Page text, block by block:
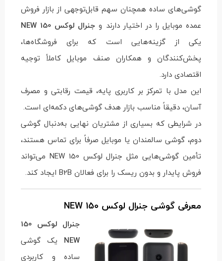
گوشی‌های ساده همچنان سهم قابل‌توجهی از بازار فروش
عمده موبایل را در اختیار دارند و جنرال لوکس 150 NEW
یکی از گزینه‌هایی است که برای فروشگاه‌ها،
پخش‌کنندگان و همکاران صنف موبایل کاملاً توجیه
اقتصادی دارد.
این مدل با تمرکز بر کاربری پایه، قیمت رقابتی و مصرف
آسان، دقیقاً مناسب بازار هدف گوشی‌های دکمه‌ای است.
در شرایطی که بسیاری از مشتریان نهایی به‌دنبال گوشی
دوم، گوشی سالمندان یا موبایل صرفاً برای تماس هستند،
تأمین گوشی‌هایی مثل جنرال لوکس 150 NEW می‌تواند
فروش پایدار و بدون ریسک را برای فعالان B2B ایجاد کند.
معرفی گوشی جنرال لوکس 150 NEW
جنرال لوکس 150
NEW یک گوشی
ساده و کاربردی